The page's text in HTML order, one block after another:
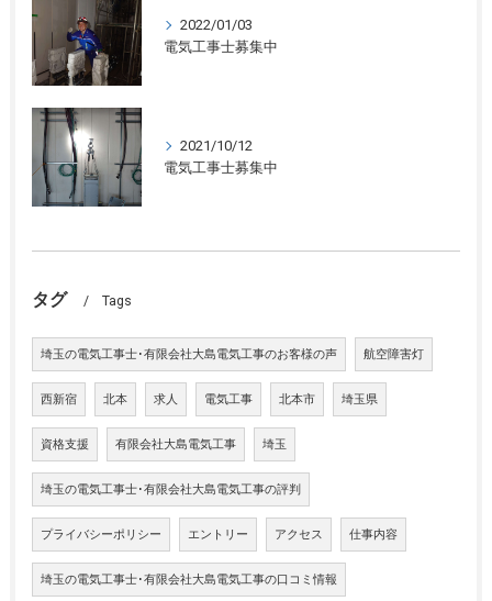
2022/01/03
電気工事士募集中
2021/10/12
電気工事士募集中
タグ Tags
埼玉の電気工事士･有限会社大島電気工事のお客様の声 航空障害灯
西新宿 北本 求人 電気工事 北本市 埼玉県
資格支援 有限会社大島電気工事 埼玉
埼玉の電気工事士･有限会社大島電気工事の評判
プライバシーポリシー エントリー アクセス 仕事内容
埼玉の電気工事士･有限会社大島電気工事の口コミ情報